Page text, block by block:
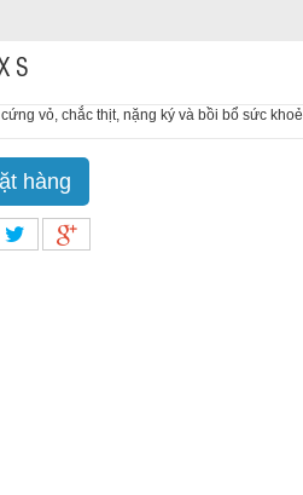
S
vỏ, chắc thịt, nặng ký và bồi bổ sức khoẻ
hàng